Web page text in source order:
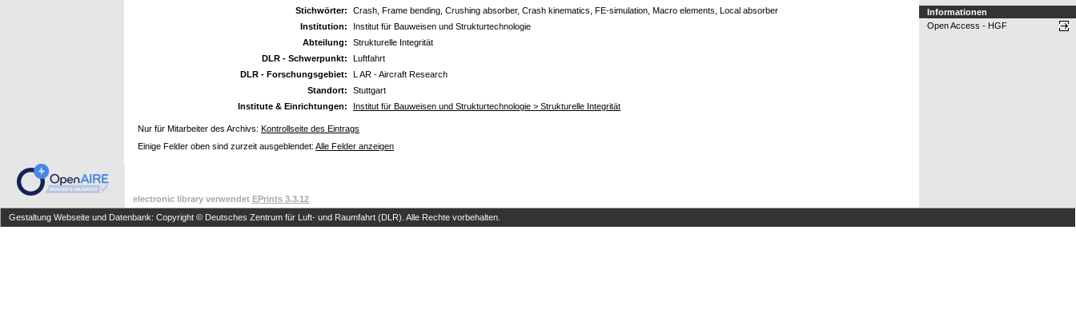
Stichwörter:
Crash, Frame bending, Crushing absorber, Crash kinematics, FE-simulation, Macro elements, Local absorber
Institution:
Institut für Bauweisen und Strukturtechnologie
Abteilung:
Strukturelle Integrität
DLR - Schwerpunkt:
Luftfahrt
DLR - Forschungsgebiet:
L AR - Aircraft Research
Standort:
Stuttgart
Institute & Einrichtungen:
Institut für Bauweisen und Strukturtechnologie > Strukturelle Integrität
Nur für Mitarbeiter des Archivs: Kontrollseite des Eintrags
Einige Felder oben sind zurzeit ausgeblendet: Alle Felder anzeigen
Informationen
Open Access - HGF
electronic library verwendet EPrints 3.3.12
Gestaltung Webseite und Datenbank: Copyright © Deutsches Zentrum für Luft- und Raumfahrt (DLR). Alle Rechte vorbehalten.